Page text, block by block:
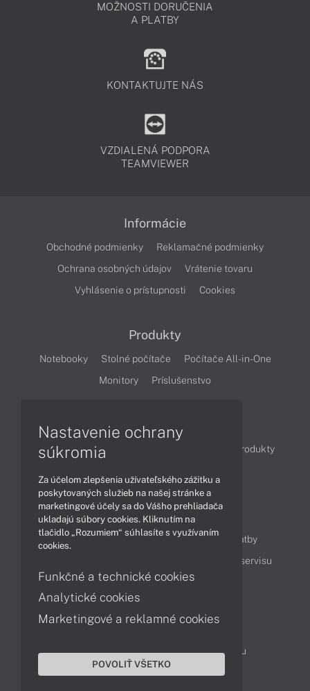
MOŽNOSTI DORUČENIA
A PLATBY
KONTAKTUJTE NÁS
VZDIALENÁ PODPORA
TEAMVIEWER
Informácie
Obchodné podmienky
Reklamačné podmienky
Ochrana osobných údajov
Vrátenie tovaru
Vyhlásenie o prístupnosti
Cookies
Produkty
Notebooky Stolné počítače
Počítače All-in-One
Monitory
Príslušenstvo
Články
Obchodné informácie
Produkty
Obsah
Ako nakupovať
Možnosti doručenia a platby
Cenník servisu
Kontakty
Servisné oddelenie
Reklamácia tovaru
Nastavenie ochrany
súkromia
Za účelom zlepšenia užívateľského zážitku a
poskytovaných služieb na našej stránke a
marketingové účely sa do Vášho prehliadača
ukladajú súbory cookies. Kliknutím na
tlačidlo „Rozumiem“ súhlasíte s využívaním
cookies.
Funkčné a technické cookies
Analytické cookies
Marketingové a reklamné cookies
POVOLIŤ VŠETKO